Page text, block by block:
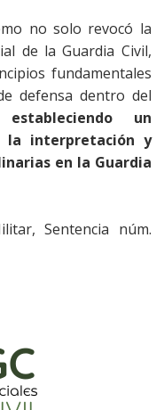
no solo revocó la
de la Guardia Civil,
fundamentales
defensa dentro del
estableciendo un
la interpretación y
en la Guardia
Sentencia núm.